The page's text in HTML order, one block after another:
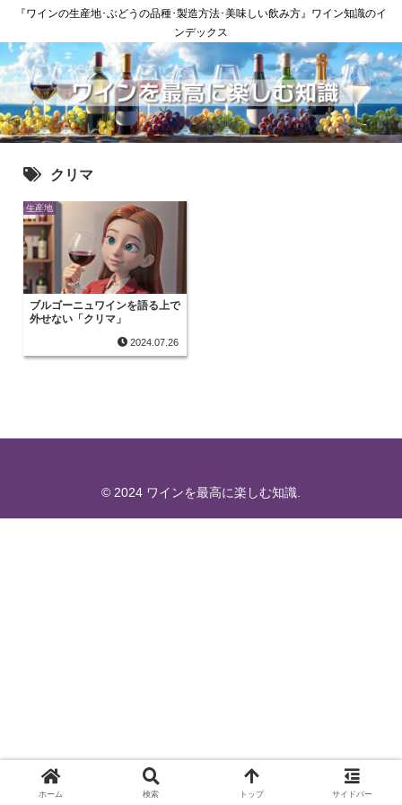
『ワインの生産地･ぶどうの品種･製造方法･美味しい飲み方』ワイン知識のイ
ンデックス
クリマ
生産地
ブルゴーニュワインを語る上で
外せない「クリマ」
2024.07.26
© 2024 ワインを最高に楽しむ知識.
ホーム 検索 トップ サイドバー